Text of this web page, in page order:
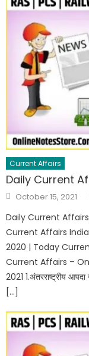
Current Affairs
Daily Current
October 15, 2021
Daily Current
Current Affairs
2020 | Today
Current Affairs –
2021 1.अंतरराष्ट्रीय
[…]